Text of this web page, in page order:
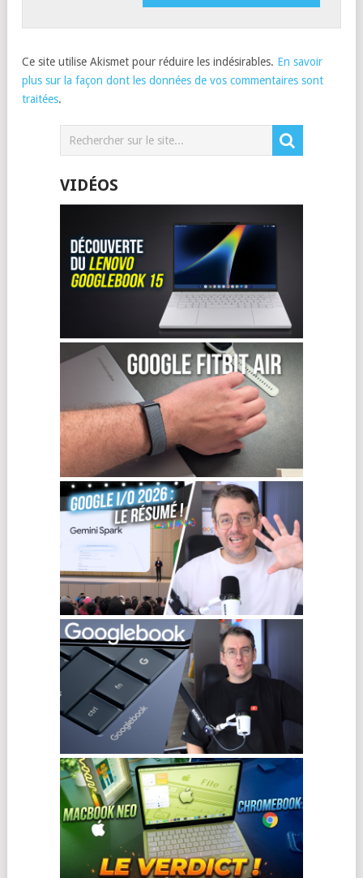
Ce site utilise Akismet pour réduire les indésirables. En savoir
plus sur la façon dont les données de vos commentaires sont
traitées.
VIDÉOS